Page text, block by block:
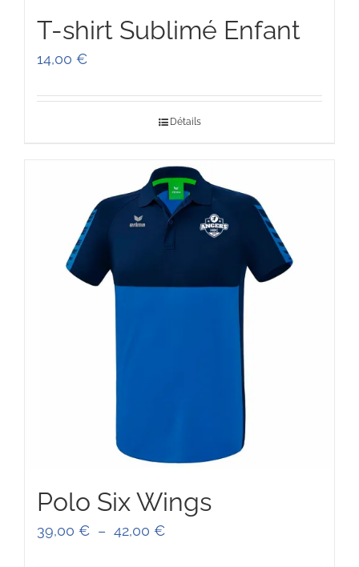
T-shirt Sublimé Enfant
14,00 €
Détails
Polo Six Wings
39,00 € – 42,00 €Plage